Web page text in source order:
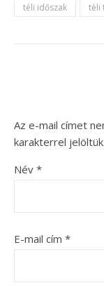
téli időszak
téli
Az e-mail címet
karakterrel jelöltük
Név *
E-mail cím *